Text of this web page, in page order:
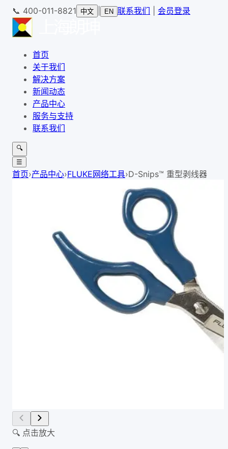
📞 400-011-8821 中文 EN 联系我们 会员登录
首页
关于我们
解决方案
新闻动态
产品中心
服务与支持
联系我们
🔍
☰
首页›产品中心›FLUKE网络工具›D-Snips™ 重型剥线器
🔍 点击放大